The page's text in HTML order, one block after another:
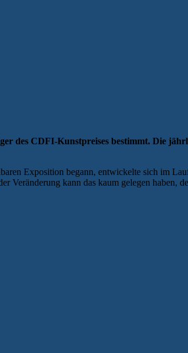
des CDFI-Kunstpreises bestimmt. Die
Exposition begann, entwickelte sich im
Veränderung kann das kaum gelegen haben,